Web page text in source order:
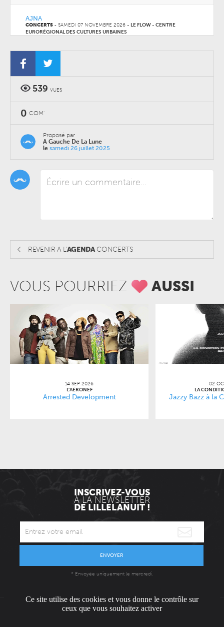
AJNA
CONCERTS - SAMEDI 07 NOVEMBRE 2026 - LE FLOW - CENTRE
EURORÉGIONAL DES CULTURES URBAINES
539 VUES
0 COM'
Proposé par
A Gauche De La Lune
le samedi 26 juillet 2025
REVENIR A L'AGENDACONCERTS
VOUS POURRIEZ AUSSI
14 SEP 2026
L'AÉRONEF
Arrested Development
02
LA
Jazzy Bazz à la
INSCRIVEZ-VOUS
À LA NEWSLETTER
DE LILLELANUIT !
ENVOYER
* Envoyée uniquement le mercredi.
L'ÉQUIPE
Ce site utilise des cookies et vous donne le contrôle sur
ceux que vous souhaitez activer